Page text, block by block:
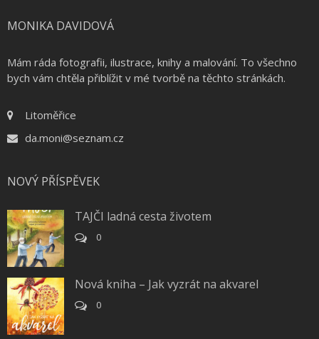
MONIKA DAVIDOVÁ
Mám ráda fotografii, ilustrace, knihy a malování. To všechno
bych vám chtěla přiblížit v mé tvorbě na těchto stránkách.
Litoměřice
da.moni@seznam.cz
NOVÝ PŘÍSPĚVEK
TAJČI ladná cesta životem
0
Nová kniha – Jak vyzrát na akvarel
0